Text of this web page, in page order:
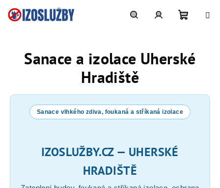
obsah
košík
Sanace a izolace Uherské
Hradiště
Sanace vlhkého zdiva, foukaná a stříkaná izolace
IZOSLUŽBY.CZ — UHERSKÉ
HRADIŠTĚ